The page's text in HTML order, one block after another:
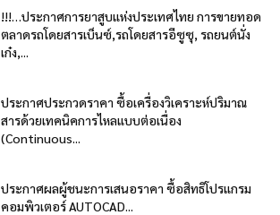
!!!…ประกาศการยาสูบแห่งประเทศไทย การขายทอด
ตลาดรถโดยสารเบ็นซ์,รถโดยสารอีซูซุ, รถยนต์นั่ง
เก๋ง,...
ประกาศประกวดราคา ซื้อเครื่องวิเคราะห์ปริมาณ
สารด้วยเทคนิคการไหลแบบต่อเนื่อง
(Continuous...
ประกาศผลผู้ชนะการเสนอราคา ซื้อสิทธิโปรแกรม
คอมพิวเตอร์ AUTOCAD...